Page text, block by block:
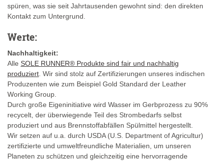
spüren, was sie seit Jahrtausenden gewohnt sind: den direkten
Kontakt zum Untergrund.
Werte:
Nachhaltigkeit:
Alle SOLE RUNNER® Produkte sind fair und nachhaltig
produziert . Wir sind stolz auf Zertifizierungen unseres indischen
Produzenten wie zum Beispiel Gold Standard der Leather
Working Group.
Durch große Eigeninitiative wird Wasser im Gerbprozess zu 90%
recycelt, der überwiegende Teil des Strombedarfs selbst
produziert und aus Brennstoffabfällen Spülmittel hergestellt.
Wir setzen auf u.a. durch USDA (U.S. Department of Agricultur)
zertifizierte und umweltfreundliche Materialien, um unseren
Planeten zu schützen und gleichzeitig eine hervorragende